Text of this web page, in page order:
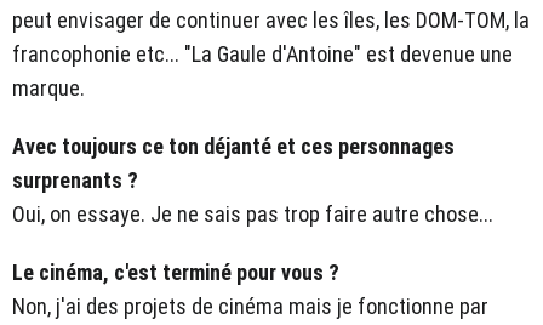
peut envisager de continuer avec les îles, les DOM-TOM, la
francophonie etc... "La Gaule d'Antoine" est devenue une
marque.
Avec toujours ce ton déjanté et ces personnages
surprenants ?
Oui, on essaye. Je ne sais pas trop faire autre chose...
Le cinéma, c'est terminé pour vous ?
Non, j'ai des projets de cinéma mais je fonctionne par